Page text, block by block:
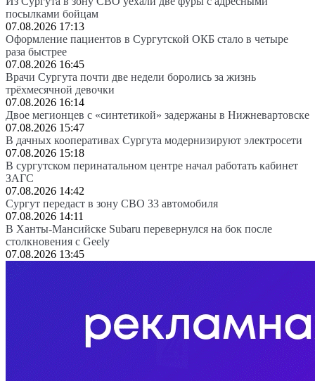
посылками бойцам
07.08.2026 17:13
Оформление пациентов в Сургутской ОКБ стало в четыре
раза быстрее
07.08.2026 16:45
Врачи Сургута почти две недели боролись за жизнь
трёхмесячной девочки
07.08.2026 16:14
Двое мегионцев с «синтетикой» задержаны в Нижневартовске
07.08.2026 15:47
В дачных кооперативах Сургута модернизируют электросети
07.08.2026 15:18
В сургутском перинатальном центре начал работать кабинет
ЗАГС
07.08.2026 14:42
Сургут передаст в зону СВО 33 автомобиля
07.08.2026 14:11
В Ханты-Мансийске Subaru перевернулся на бок после
столкновения с Geely
07.08.2026 13:45